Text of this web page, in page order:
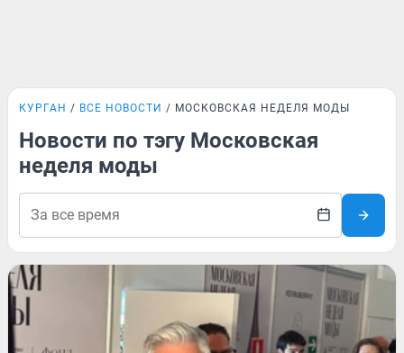
КУРГАН ВСЕ НОВОСТИ МОСКОВСКАЯ НЕДЕЛЯ МОДЫ
Новости по тэгу Московская
неделя моды